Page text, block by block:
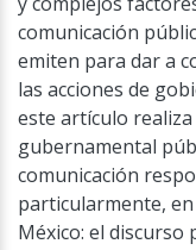
comunicación
emiten para dar a
las acciones de
este artículo
gubernamental
comunicación
particularmente,
México: el discurso